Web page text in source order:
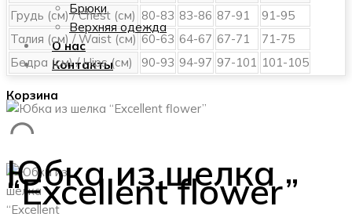
Брюки
Верхняя одежда
О нас
Контакты
Корзина
Грудь (см) / Chest (см) 80-83 83-86 87-91
91-95
Талия (см) / Waist (см) 60-63 64-67 67-71
71-75
Бедра (см) / Hips (см)
90-93 94-97 97-101 101-105
Юбка из шелка
“Excellent flower”